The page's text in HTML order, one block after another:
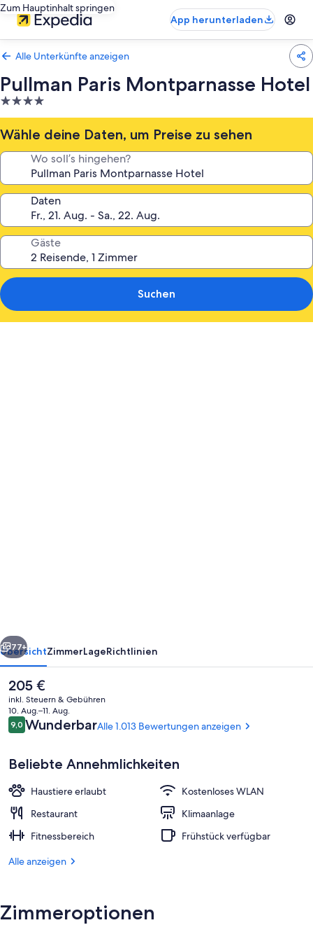
Zum Hauptinhalt springen
App herunterladen
Alle Unterkünfte anzeigen
Pullman Paris Montparnasse Hotel
4.0-
Sterne-
Unterkunft
Wähle deine Daten, um Preise zu sehen
Wo soll’s hingehen?
Daten
Gäste
Suchen
Dachterrasse
Weiter
77+
ÜbersichtZimmerLageRichtlinien
Der
aktuelle
Preis
beträgt
205 €.
205 €
inkl. Steuern & Gebühren
10. Aug.–11. Aug.
Bewertungen
9,09,0 von 10.
WunderbarAlle 1.013 Bewertungen anzeigen
Beliebte Annehmlichkeiten
Haustiere erlaubt
Kostenloses WLAN
Restaurant
Klimaanlage
Fitnessbereich
Frühstück verfügbar
Alle anzeigen
Zimmeroptionen